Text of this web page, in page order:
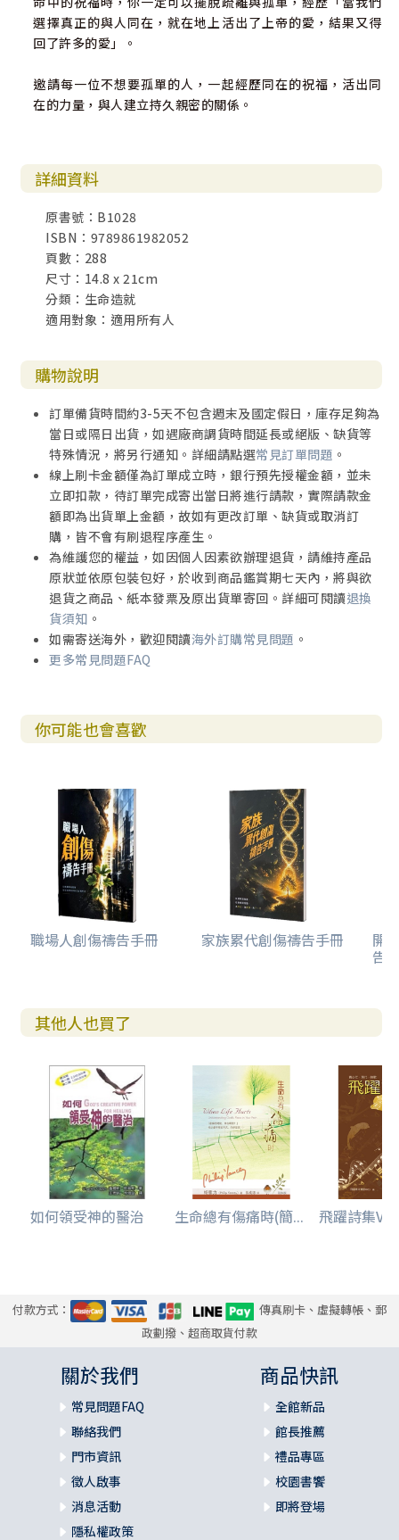
選擇真正的與人同在，就在地上活出了上帝的愛，結果又得
回了許多的愛」。
邀請每一位不想要孤單的人，一起經歷同在的祝福，活出同
在的力量，與人建立持久親密的關係。
詳細資料
原書號：B1028
ISBN：9789861982052
頁數：288
尺寸：14.8 x 21cm
分類：生命造就
適用對象：適用所有人
購物說明
訂單備貨時間約3-5天不包含週末及國定假日，庫存足夠為
當日或隔日出貨，如遇廠商調貨時間延長或絕版、缺貨等
特殊情況，將另行通知。詳細請點選常見訂單問題 。
線上刷卡金額僅為訂單成立時，銀行預先授權金額，並未
立即扣款，待訂單完成寄出當日將進行請款，實際請款金
額即為出貨單上金額，故如有更改訂單、缺貨或取消訂
購，皆不會有刷退程序產生。
為維護您的權益，如因個人因素欲辦理退貨，請維持產品
原狀並依原包裝包好，於收到商品鑑賞期七天內，將與欲
退貨之商品、紙本發票及原出貨單寄回。詳細可閱讀退換
貨須知 。
如需寄送海外，歡迎閱讀海外訂購常見問題 。
更多常見問題FAQ
你可能也會喜歡
職場人創傷禱告手冊 家族累代創傷禱告手冊 開
告(
其他人也買了
如何領受神的醫治 生命總有傷痛時(簡... 飛躍詩集V
付款方式：
傳真刷卡、虛擬轉帳、郵
政劃撥、超商取貨付款
關於我們
常見問題FAQ
聯絡我們
門市資訊
徵人啟事
消息活動
隱私權政策
商品快訊
全館新品
館長推薦
禮品專區
校園書饗
即將登場